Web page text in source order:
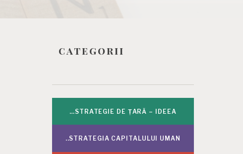
categorii
…STRATEGIE DE ȚARĂ – IDEEA
..STRATEGIA CAPITALULUI UMAN